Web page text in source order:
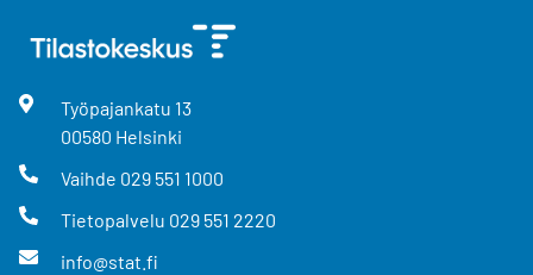
Työpajankatu 13
00580 Helsinki
Vaihde 029 551 1000
Tietopalvelu 029 551 2220
info@stat.fi